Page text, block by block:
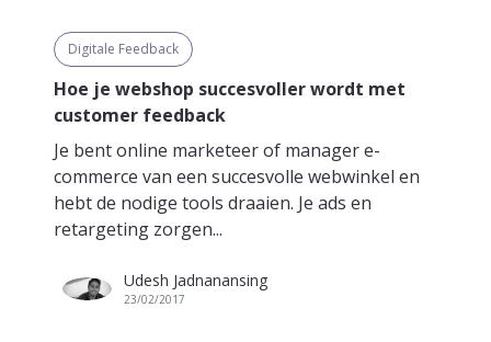
Digitale Feedback
Hoe je webshop succesvoller wordt met
customer feedback
Je bent online marketeer of manager e-
commerce van een succesvolle webwinkel en
hebt de nodige tools draaien. Je ads en
retargeting zorgen...
Udesh Jadnanansing
23/02/2017